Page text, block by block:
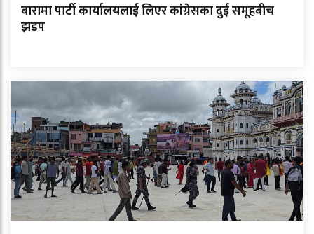
बारामा पार्टी कार्यालयलाई लिएर कांग्रेसका दुई समूहबीच
झडप